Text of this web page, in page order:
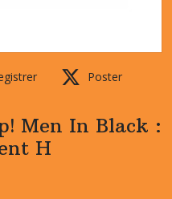
Poster
Men In Black :
H